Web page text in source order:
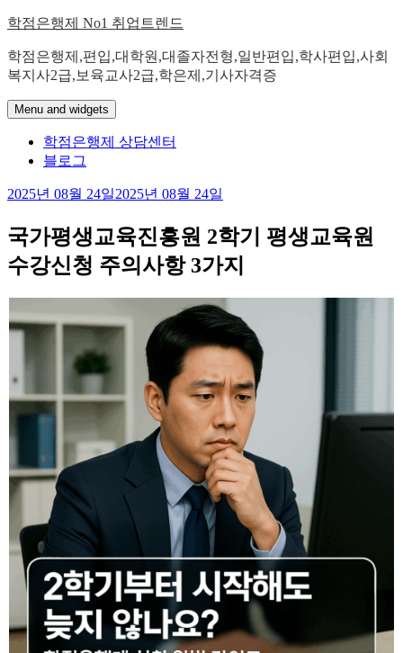
Skip
content
학점은행제 No1 취업트렌드
학점은행제,편입,대학원,대졸자전형,일반편입,학사편입,사회
복지사2급,보육교사2급,학은제,기사자격증
Menu and widgets
학점은행제 상담센터
블로그
2025년 08월 24일2025년 08월 24일
국가평생교육진흥원 2학기 평생교육원
수강신청 주의사항 3가지